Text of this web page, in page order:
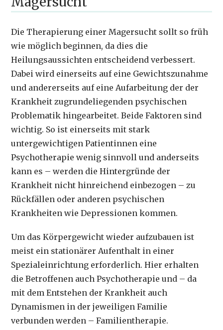
Die Therapierung einer Magersucht sollt so früh
wie möglich beginnen, da dies die
Heilungsaussichten entscheidend verbessert.
Dabei wird einerseits auf eine Gewichtszunahme
und andererseits auf eine Aufarbeitung der der
Krankheit zugrundeliegenden psychischen
Problematik hingearbeitet. Beide Faktoren sind
wichtig. So ist einerseits mit stark
untergewichtigen Patientinnen eine
Psychotherapie wenig sinnvoll und anderseits
kann es – werden die Hintergründe der
Krankheit nicht hinreichend einbezogen – zu
Rückfällen oder anderen psychischen
Krankheiten wie Depressionen kommen.
Um das Körpergewicht wieder aufzubauen ist
meist ein stationärer Aufenthalt in einer
Spezialeinrichtung erforderlich. Hier erhalten
die Betroffenen auch Psychotherapie und – da
mit dem Entstehen der Krankheit auch
Dynamismen in der jeweiligen Familie
verbunden werden – Familientherapie.